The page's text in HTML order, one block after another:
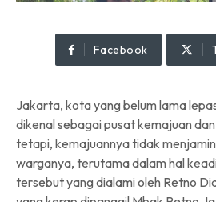
Facebook
Jakarta, kota yang belum lama
dikenal sebagai pusat kemajuan
tetapi, kemajuannya tidak
warganya, terutama dalam hal
tersebut yang dialami oleh Retno